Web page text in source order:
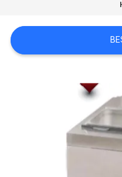
VERBINDUNG
NACHRICHTEN